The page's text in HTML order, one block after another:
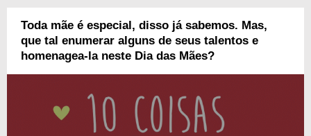
Toda mãe é especial, disso já sabemos. Mas,
que tal enumerar alguns de seus talentos e
homenagea-la neste Dia das Mães?